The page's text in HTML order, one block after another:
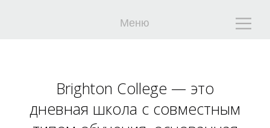
Меню
Brighton College — это
дневная школа с совместным